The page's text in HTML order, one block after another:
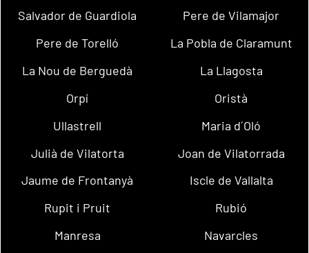
Salvador de Guardiola
Pere de Vilamajor
Pere de Torelló
La Pobla de Claramunt
La Nou de Berguedà
La Llagosta
Orpí
Oristà
Ullastrell
Maria d´Oló
Julià de Vilatorta
Joan de Vilatorrada
Jaume de Frontanyà
Iscle de Vallalta
Rupit i Pruit
Rubió
Manresa
Navarcles